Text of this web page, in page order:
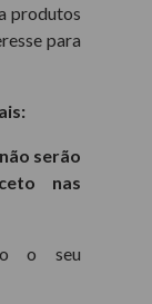
produtos
para
serão
nas
o seu